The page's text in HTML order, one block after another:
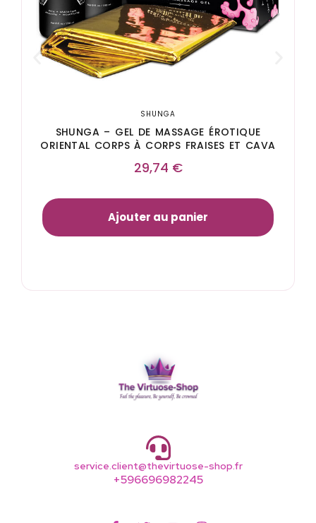
SHUNGA
SHUNGA – GEL DE MASSAGE ÉROTIQUE
ORIENTAL CORPS À CORPS FRAISES ET CAVA
29,74 €
Ajouter au panier
service.client@thevirtuose-shop.fr
+596696982245